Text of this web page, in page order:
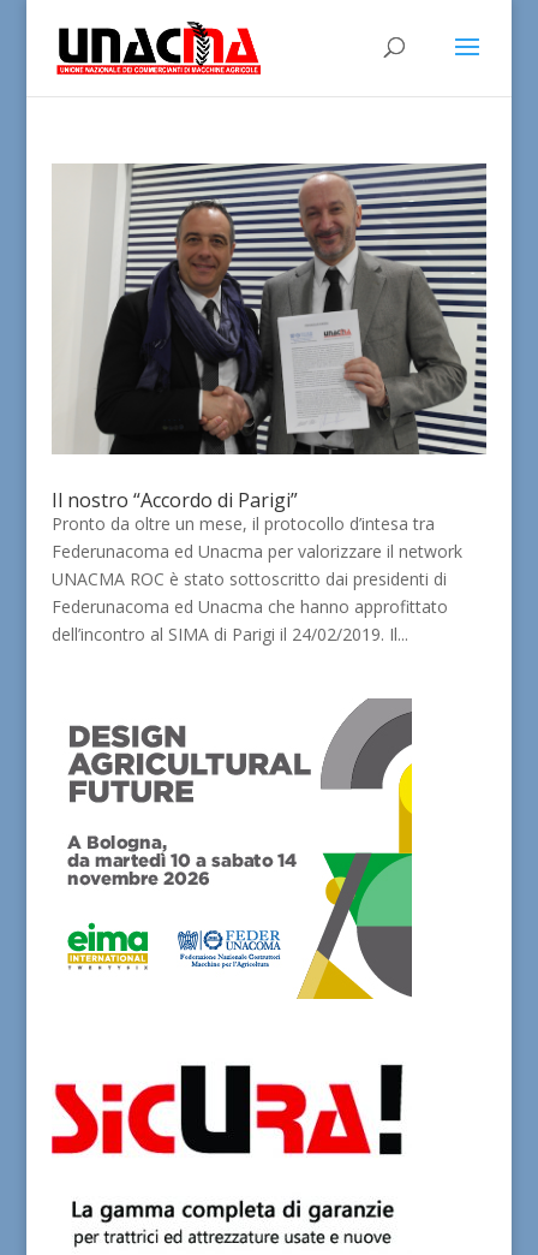
Il nostro “Accordo di Parigi”
Pronto da oltre un mese, il protocollo d’intesa tra
Federunacoma ed Unacma per valorizzare il network
UNACMA ROC è stato sottoscritto dai presidenti di
Federunacoma ed Unacma che hanno approfittato
dell’incontro al SIMA di Parigi il 24/02/2019. Il...